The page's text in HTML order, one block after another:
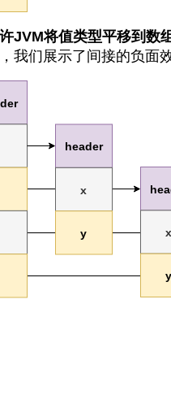
JVM将值类型平移到数
我们展示了间接的负面效